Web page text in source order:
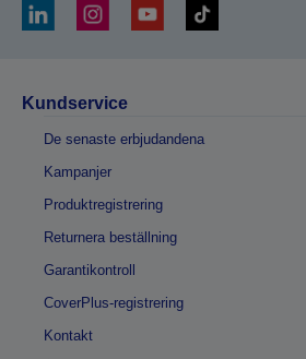
Kundservice
De senaste erbjudandena
Kampanjer
Produktregistrering
Returnera beställning
Garantikontroll
CoverPlus-registrering
Kontakt